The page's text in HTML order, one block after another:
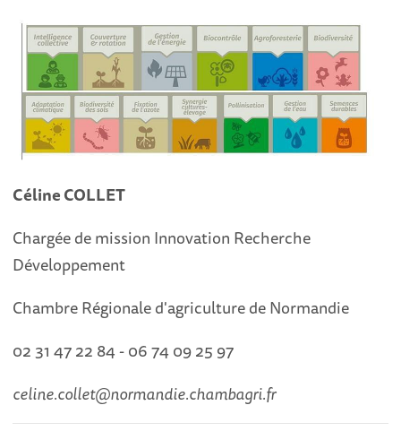
Céline COLLET
Chargée de mission Innovation Recherche
Développement
Chambre Régionale d'agriculture de Normandie
02 31 47 22 84 - 06 74 09 25 97
celine.collet@normandie.chambagri.fr